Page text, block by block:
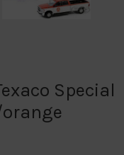
Special